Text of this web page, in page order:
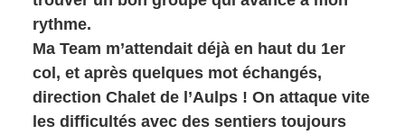
rythme.
Ma Team m’attendait déjà en haut du 1er
col, et après quelques mot échangés,
direction Chalet de l’Aulps ! On attaque vite
les difficultés avec des sentiers toujours